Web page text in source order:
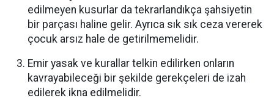
edilmeyen kusurlar da tekrarlandıkça şahsiyetin
bir parçası haline gelir. Ayrıca sık sık ceza vererek
çocuk arsız hale de getirilmemelidir.
Emir yasak ve kurallar telkin edilirken onların
kavrayabileceği bir şekilde gerekçeleri de izah
edilerek ikna edilmelidir.